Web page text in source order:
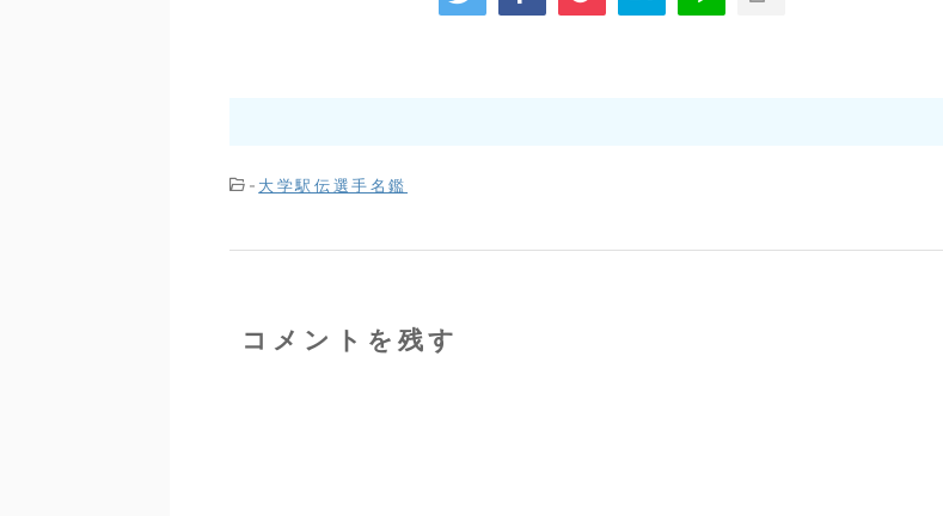
- 大学駅伝選手名鑑
コメントを残す